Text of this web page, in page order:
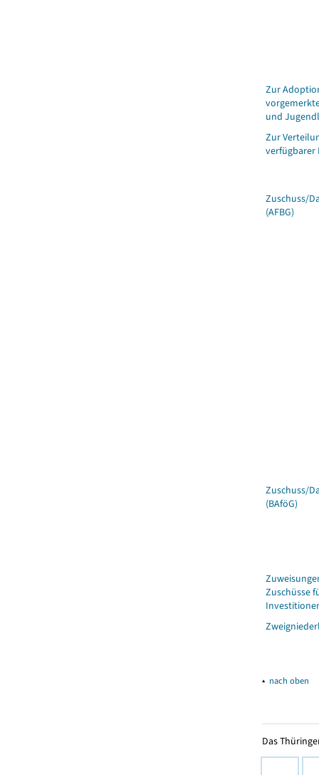
Zur
und
Zur
verfügbarer
Zuschuss/
(AFBG)
Zuschuss/
(BAföG)
Zuschüsse
▴ nach oben
Das